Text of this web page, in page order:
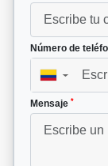
Número de
▼
Mensaje *